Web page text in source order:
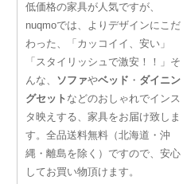
低価格の家具が人気ですが、
nuqmoでは、よりデザインにこだ
わった、「カッコイイ、安い」
「スタイリッシュで激安！！」そ
んな、 ソファやベッド ・ ダイニン
グセット などのおしゃれでインス
タ映えする、家具をお届け致しま
す。全品送料無料（北海道・沖
縄・離島を除く）ですので、安心
してお買い物頂けます。